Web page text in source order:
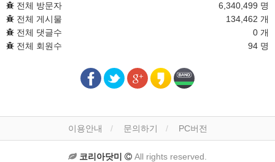
전체 방문자
6,340,499 명
전체 게시물
134,462 개
전체 댓글수
0 개
전체 회원수
94 명
이용안내 문의하기 PC버전
코리아닷미 All rights reserved.